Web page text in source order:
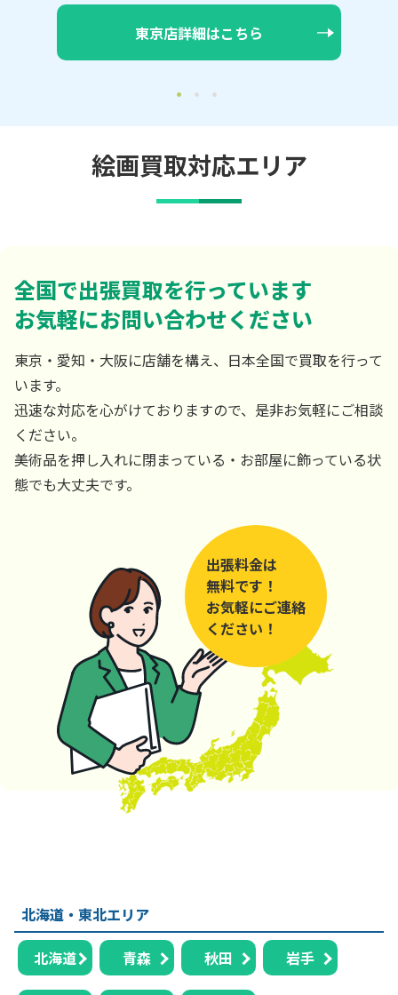
大阪店詳細はこちら
絵画買取対応エリア
全国で出張買取を行っています
お気軽にお問い合わせください
東京・愛知・大阪に店舗を構え、日本全国で買取を行って
います。
迅速な対応を心がけておりますので、是非お気軽にご相談
ください。
美術品を押し入れに閉まっている・お部屋に飾っている状
態でも大丈夫です。
出張料金は
無料です！
お気軽にご連絡
ください！
北海道・東北エリア
北海道 青森 秋田 岩手